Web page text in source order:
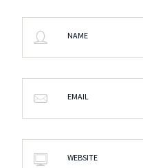
NAME
EMAIL
WEBSITE